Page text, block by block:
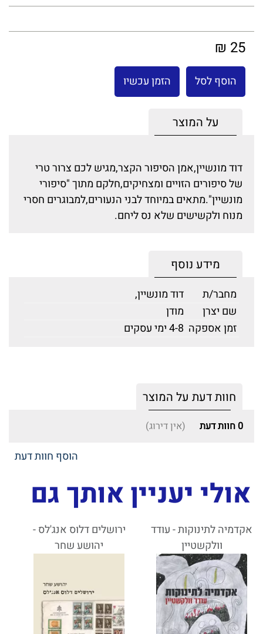
25 ₪
הוסף לסל הזמן עכשיו
על המוצר
דוד מונשיין,אמן הסיפור הקצר,מגיש לכם צרור טרי
של סיפורים הזויים ומצחיקים,חלקם מתוך "סיפורי
מונשיין".מתאים במיוחד לבני הנעורים,למבוגרים חסרי
מנוח ולקשישים שלא נס ליחם.
מידע נוסף
מחבר/ת
דוד מונשיין,
שם יצרן
מודן
זמן אספקה 4-8 ימי עסקים
חוות דעת על המוצר
0 חוות דעת (אין דירוג)
הוסף חוות דעת
אולי יעניין אותך גם
אקדמיה לתינוקות - עודד
וולקשטיין
ירושלים דלוס אנג'לס -
יהושע שחר